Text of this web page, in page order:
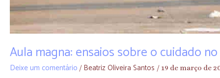
Aula magna: ensaios sobre o cuidado
Deixe um comentário / Beatriz Oliveira Santos / 19 de março de